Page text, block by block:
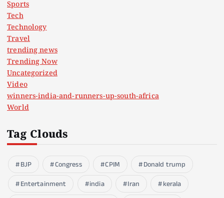
Sports
Tech
Technology
Travel
trending news
Trending Now
Uncategorized
Video
winners-india-and-runners-up-south-africa
World
Tag Clouds
BJP Congress CPIM
Donald trump
Entertainment
india Iran
kerala